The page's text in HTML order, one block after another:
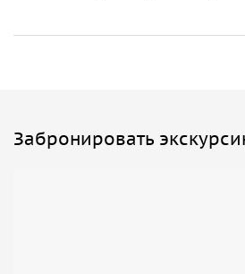
Забронировать